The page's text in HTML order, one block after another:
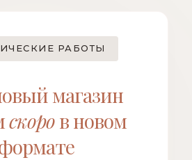
РАБОТЫ
магазин
скоров новом